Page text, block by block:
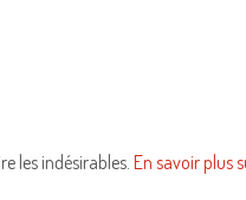
les indésirables. En savoir plus